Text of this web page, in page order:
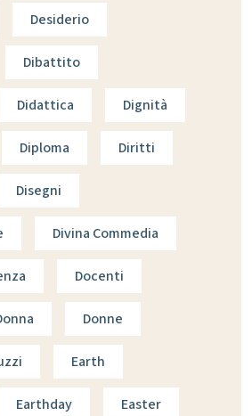
Desiderio
Dibattito
Didattica Dignità
Diploma Diritti
Disegni
Divina Commedia
Docenti
Donne
Earth
Earthday Easter